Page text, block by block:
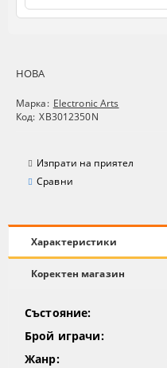
НОВА
Марка: Electronic Arts
Код: XB3012350N
Изпрати на приятел
Сравни
Характеристики
Коректен магазин
Състояние:
Брой играчи:
Жанр: